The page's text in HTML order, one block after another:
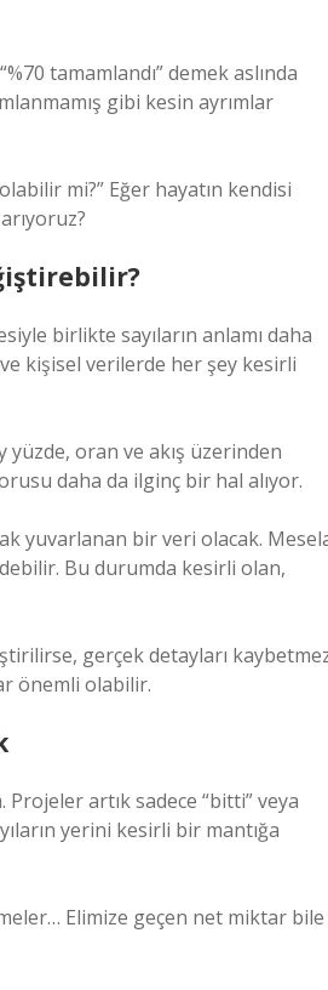
tamamlandı” demek aslında
gibi kesin ayrımlar
mi?” Eğer hayatın kendisi
birlikte sayıların anlamı daha
kişisel verilerde her şey kesirli
yüzde, oran ve akış üzerinden
daha da ilginç bir hal alıyor.
yuvarlanan bir veri olacak.
Bu durumda kesirli olan,
gerçek detayları
önemli olabilir.
artık sadece “bitti” veya
yerini kesirli bir mantığa
Elimize geçen net miktar bile